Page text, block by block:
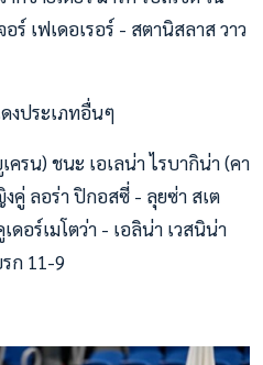
ร์ เฟเดอเรอร์ - สตานิสลาส วาว
งประเภทอื่นๆ
ครน) ชนะ เอเลน่า ไรบากิน่า (คา
คู่ ลอร่า ปิกอสซี่ - ลุยซ่า สเต
ดอร์เมโตว่า - เอลิน่า เวสนิน่า
ก 11-9